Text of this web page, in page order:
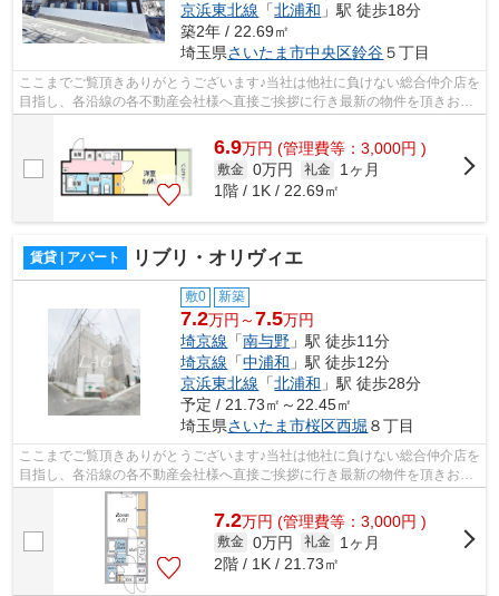
京浜東北線 「北浦和 」駅 徒歩18分
築2年 / 22.69㎡
埼玉県さいたま市中央区鈴谷５丁目
ここまでご覧頂きありがとうございます♪当社は他社に負けない総合仲介店を
目指し、各沿線の各不動産会社様へ直接ご挨拶に行き最新の物件を頂きお客
6.9万円 (管理費等：3,000円 )
敷金 0万円 礼金
1ヶ月
1階 / 1K / 22.69㎡
賃貸 | アパート リブリ・オリヴィエ
敷0 新築
7.2万円～7.5万円
埼京線 「南与野 」駅 徒歩11分
埼京線 「中浦和 」駅 徒歩12分
京浜東北線 「北浦和 」駅 徒歩28分
予定 / 21.73㎡～22.45㎡
埼玉県さいたま市桜区西堀 ８丁目
ここまでご覧頂きありがとうございます♪当社は他社に負けない総合仲介店を
目指し、各沿線の各不動産会社様へ直接ご挨拶に行き最新の物件を頂きお客
様へ提供しております！最新の情報は...
7.2万円 (管理費等：3,000円 )
敷金 0万円 礼金
1ヶ月
2階 / 1K / 21.73㎡